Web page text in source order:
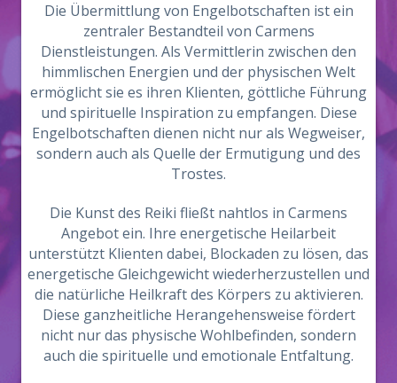
Die Übermittlung von Engelbotschaften ist ein
zentraler Bestandteil von Carmens
Dienstleistungen. Als Vermittlerin zwischen den
himmlischen Energien und der physischen Welt
ermöglicht sie es ihren Klienten, göttliche Führung
und spirituelle Inspiration zu empfangen. Diese
Engelbotschaften dienen nicht nur als Wegweiser,
sondern auch als Quelle der Ermutigung und des
Trostes.
Die Kunst des Reiki fließt nahtlos in Carmens
Angebot ein. Ihre energetische Heilarbeit
unterstützt Klienten dabei, Blockaden zu lösen, das
energetische Gleichgewicht wiederherzustellen und
die natürliche Heilkraft des Körpers zu aktivieren.
Diese ganzheitliche Herangehensweise fördert
nicht nur das physische Wohlbefinden, sondern
auch die spirituelle und emotionale Entfaltung.